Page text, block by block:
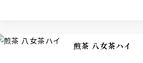
煎茶 八女茶ハイ